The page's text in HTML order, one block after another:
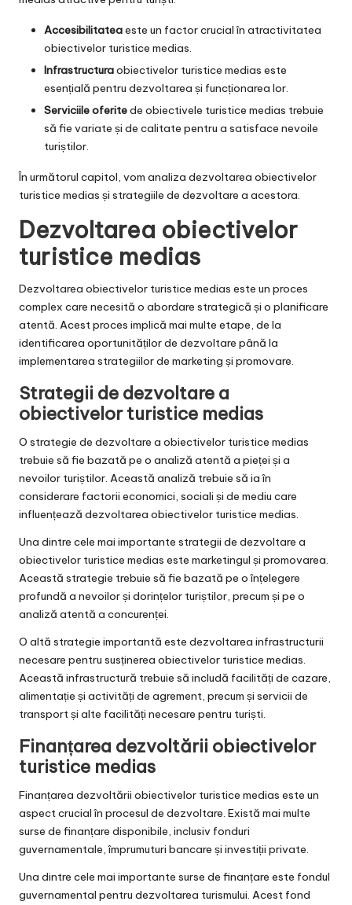
Accesibilitateaeste un factor crucial în atractivitatea
obiectivelor turistice medias.
Infrastructuraobiectivelor turistice medias este
esențială pentru dezvoltarea și funcționarea lor.
Serviciile oferitede obiectivele turistice medias trebuie
să fie variate și de calitate pentru a satisface nevoile
turiștilor.
În următorul capitol, vom analiza dezvoltarea obiectivelor
turistice medias și strategiile de dezvoltare a acestora.
Dezvoltarea obiectivelor
turistice medias
Dezvoltarea obiectivelor turistice medias este un proces
complex care necesită o abordare strategică și o planificare
atentă. Acest proces implică mai multe etape, de la
identificarea oportunităților de dezvoltare până la
implementarea strategiilor de marketing și promovare.
Strategii de dezvoltare a
obiectivelor turistice medias
O strategie de dezvoltare a obiectivelor turistice medias
trebuie să fie bazată pe o analiză atentă a pieței și a
nevoilor turiștilor. Această analiză trebuie să ia în
considerare factorii economici, sociali și de mediu care
influențează dezvoltarea obiectivelor turistice medias.
Una dintre cele mai importante strategii de dezvoltare a
obiectivelor turistice medias este marketingul și promovarea.
Această strategie trebuie să fie bazată pe o înțelegere
profundă a nevoilor și dorințelor turiștilor, precum și pe o
analiză atentă a concurenței.
O altă strategie importantă este dezvoltarea infrastructurii
necesare pentru susținerea obiectivelor turistice medias.
Această infrastructură trebuie să includă facilități de cazare,
alimentație și activități de agrement, precum și servicii de
transport și alte facilități necesare pentru turiști.
Finanțarea dezvoltării obiectivelor
turistice medias
Finanțarea dezvoltării obiectivelor turistice medias este un
aspect crucial în procesul de dezvoltare. Există mai multe
surse de finanțare disponibile, inclusiv fonduri
guvernamentale, împrumuturi bancare și investiții private.
Una dintre cele mai importante surse de finanțare este fondul
guvernamental pentru dezvoltarea turismului. Acest fond